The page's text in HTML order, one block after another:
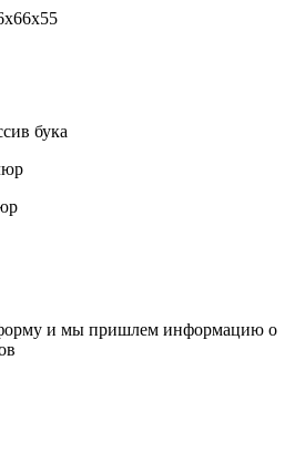
бука
и мы пришлем информацию о